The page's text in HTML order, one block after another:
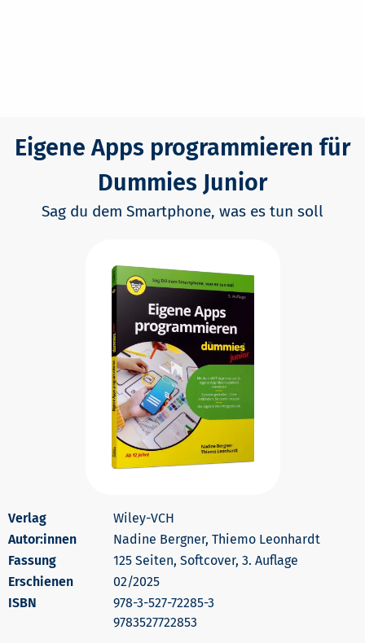
Eigene Apps programmieren für
Dummies Junior
Sag du dem Smartphone, was es tun soll
Wiley-VCH
Autor:innen
Nadine Bergner, Thiemo Leonhardt
125 Seiten, Softcover, 3. Auflage
Erschienen
02/2025
978-3-527-72285-3
9783527722853